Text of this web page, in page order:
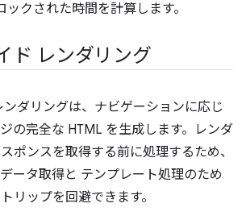
ックされた時間を計算します。
ド レンダリング
ダリングは、ナビゲーションに応じ
の完全な HTML を生成します。レンダ
ポンスを取得する前に処理するため、
ータ取得と テンプレート処理のため
リップを回避できます。